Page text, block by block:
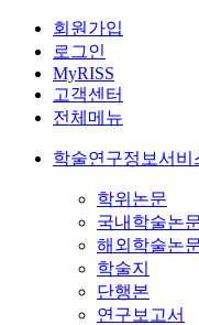
회원가입
로그인
MyRISS
고객센터
전체메뉴
학술연구정보서비
학위논문
국내학술논
해외학술논
학술지
단행본
연구보고서